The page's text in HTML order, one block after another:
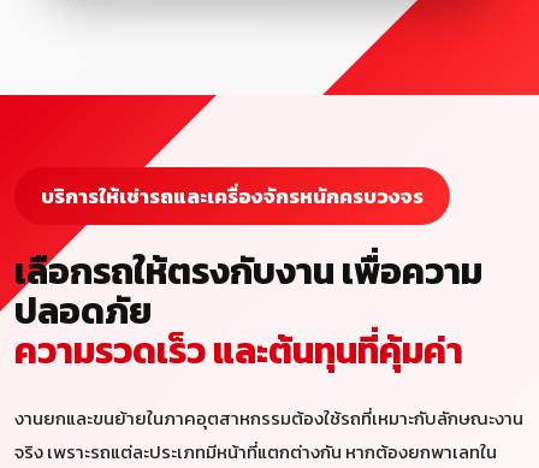
บริการให้เช่ารถและเครื่องจักรหนักครบวงจร
เลือกรถให้ตรงกับงาน เพื่อความ
ปลอดภัย
ความรวดเร็ว และต้นทุนที่คุ้มค่า
งานยกและขนย้ายในภาคอุตสาหกรรมต้องใช้รถที่เหมาะกับลักษณะงาน
จริง เพราะรถแต่ละประเภทมีหน้าที่แตกต่างกัน หากต้องยกพาเลทใน